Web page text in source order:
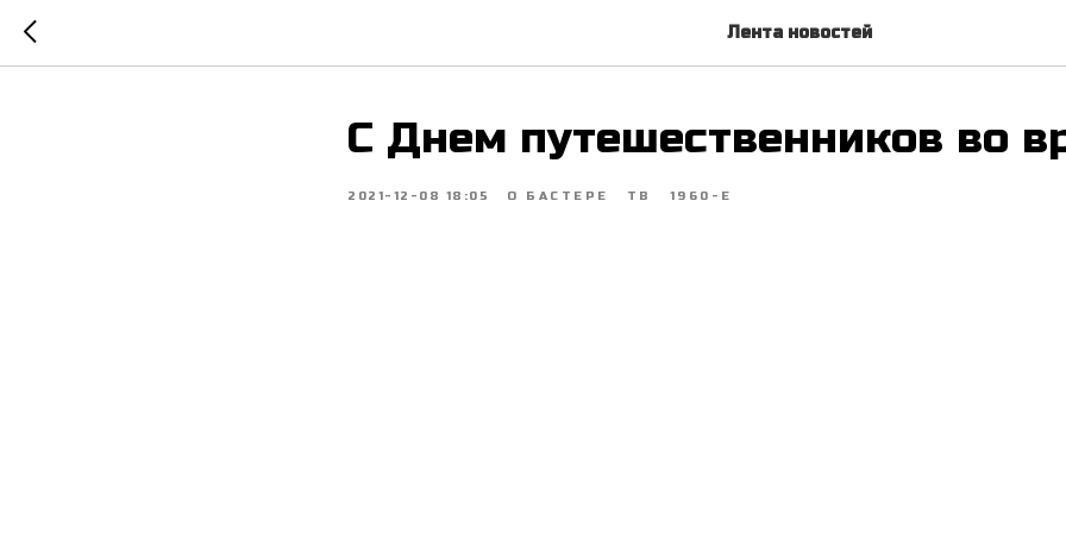
Лента новостей
С Днем путешественников во
2021-12-08 18:05 О БАСТЕРЕ ТВ 1960-Е